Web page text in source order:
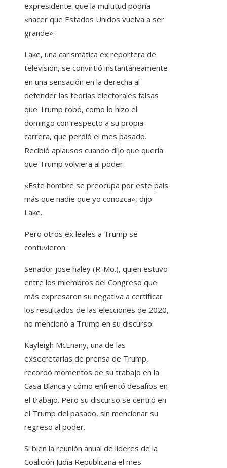
expresidente: que la multitud podría
«hacer que Estados Unidos vuelva a ser
grande».
Lake, una carismática ex reportera de
televisión, se convirtió instantáneamente
en una sensación en la derecha al
defender las teorías electorales falsas
que Trump robó, como lo hizo el
domingo con respecto a su propia
carrera, que perdió el mes pasado.
Recibió aplausos cuando dijo que quería
que Trump volviera al poder.
«Este hombre se preocupa por este país
más que nadie que yo conozca», dijo
Lake.
Pero otros ex leales a Trump se
contuvieron.
Senador jose haley (R-Mo.), quien estuvo
entre los miembros del Congreso que
más expresaron su negativa a certificar
los resultados de las elecciones de 2020,
no mencionó a Trump en su discurso.
Kayleigh McEnany, una de las
exsecretarias de prensa de Trump,
recordó momentos de su trabajo en la
Casa Blanca y cómo enfrentó desafíos en
el trabajo. Pero su discurso se centró en
el Trump del pasado, sin mencionar su
regreso al poder.
Si bien la reunión anual de líderes de la
Coalición Judía Republicana el mes